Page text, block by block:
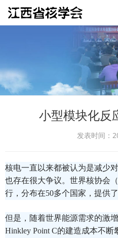
小型模块化反
发表时间：
核电一直以来都被认为是减少
也存在很大争议。世界核协会
行，分布在50多个国家，提供
但是，随着世界能源需求的激
Hinkley Point C的建造成本不